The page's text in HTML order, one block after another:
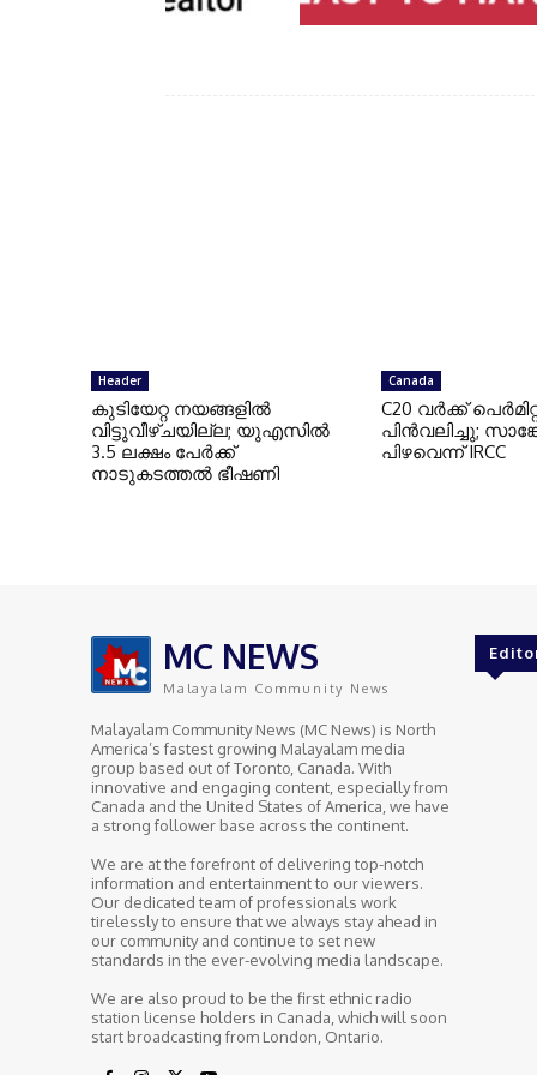
Header
കുടിയേറ്റ നയങ്ങളില്‍
വിട്ടുവീഴ്ചയില്ല; യുഎസില്‍
3.5 ലക്ഷം പേര്‍ക്ക്
നാടുകടത്തല്‍ ഭീഷണി
Canada
C20 വര്‍ക്ക്
പിന്‍വലിച്ചു;
പിഴവെന്ന് IRCC
MC NEWS
Malayalam Community News
Malayalam Community News (MC News) is North
America’s fastest growing Malayalam media
group based out of Toronto, Canada. With
innovative and engaging content, especially from
Canada and the United States of America, we have
a strong follower base across the continent.
We are at the forefront of delivering top-notch
information and entertainment to our viewers.
Our dedicated team of professionals work
tirelessly to ensure that we always stay ahead in
our community and continue to set new
standards in the ever-evolving media landscape.
We are also proud to be the first ethnic radio
station license holders in Canada, which will soon
start broadcasting from London, Ontario.